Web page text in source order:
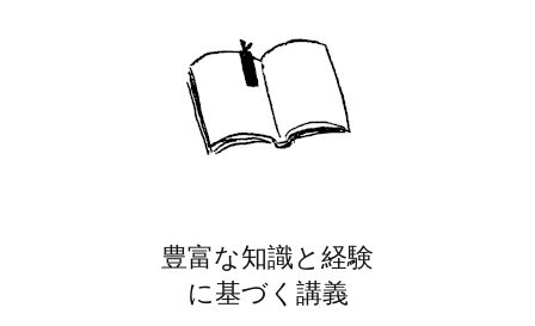
豊富な知識と経験
に基づく講義